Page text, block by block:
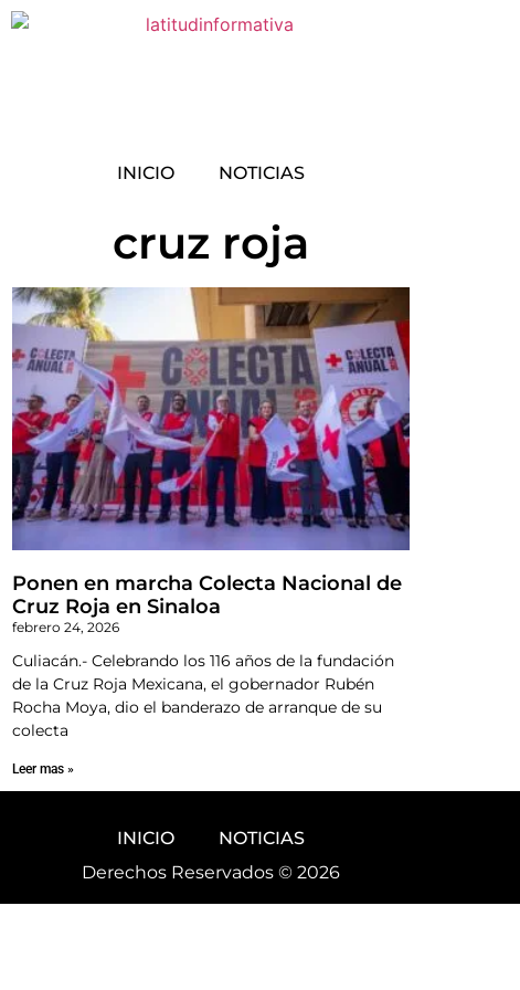
INICIO NOTICIAS
cruz roja
Ponen en marcha Colecta Nacional de
Cruz Roja en Sinaloa
febrero 24, 2026
Culiacán.- Celebrando los 116 años de la fundación
de la Cruz Roja Mexicana, el gobernador Rubén
Rocha Moya, dio el banderazo de arranque de su
colecta
Leer mas »
INICIO
NOTICIAS
Derechos Reservados © 2026